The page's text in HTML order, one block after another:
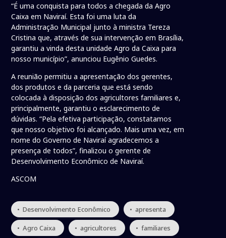
“É uma conquista para todos a chegada da Agro
Caixa em Naviraí. Esta foi uma luta da
Administração Municipal junto à ministra Tereza
Cristina que, através de sua intervenção em Brasília,
garantiu a vinda desta unidade Agro da Caixa para
nosso município”, anunciou Eugênio Guedes.
A reunião permitiu a apresentação dos gerentes,
dos produtos e da parceria que está sendo
colocada à disposição dos agricultores familiares e,
principalmente, garantiu o esclarecimento de
dúvidas. “Pela efetiva participação, constatamos
que nosso objetivo foi alcançado. Mais uma vez, em
nome do Governo de Naviraí agradecemos a
presença de todos”, finalizou o gerente de
Desenvolvimento Econômico de Naviraí.
ASCOM
• Desenvolvimento Econômico • apresenta
• Agro Caixa • agricultores • familiares